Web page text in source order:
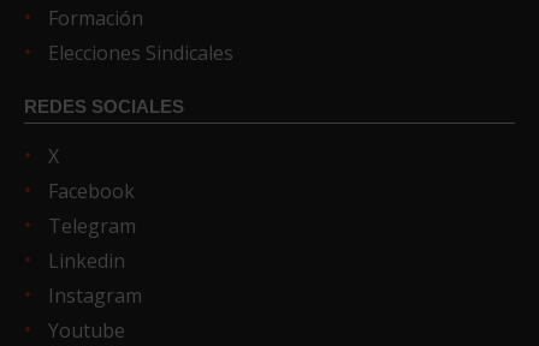
Formación
Elecciones Sindicales
REDES SOCIALES
X
Facebook
Telegram
Linkedin
Instagram
Youtube